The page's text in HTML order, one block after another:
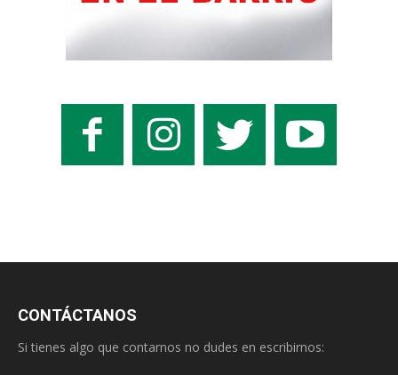
CONTÁCTANOS
Si tienes algo que contarnos no dudes en escribirnos: